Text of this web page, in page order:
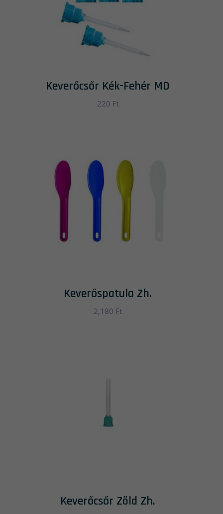
Keverőcsőr Kék-Fehér MD
220 Ft
Keverőspatula Zh.
2,180 Ft
Keverőcsőr Zöld Zh.